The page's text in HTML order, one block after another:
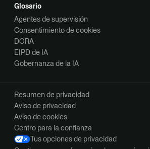
Glosario
Agentes de supervisión
Consentimiento de cookies
DORA
EIPD de IA
Gobernanza de la IA
Resumen de privacidad
Aviso de privacidad
Aviso de cookies
Centro para la confianza
Tus opciones de privacidad